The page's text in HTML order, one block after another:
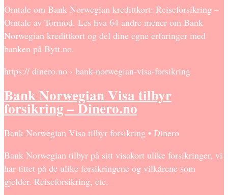
Omtale om Bank Norwegian kredittkort: Reiseforsikring –
Omtale av Tormod. Les hva 64 andre mener om Bank
Norwegian kredittkort og del dine egne erfaringer med
banken på Bytt.no.
https:// dinero.no › bank-norwegian-visa-forsikring
Bank Norwegian Visa tilbyr
forsikring – Dinero.no
Bank Norwegian Visa tilbyr forsikring • Dinero
Bank Norwegian tilbyr på sitt visakort ulike forsikringer, vi
har tittet på de ulike forsikringene og vilkårene som
gjelder. Reiseforsikring, etc.